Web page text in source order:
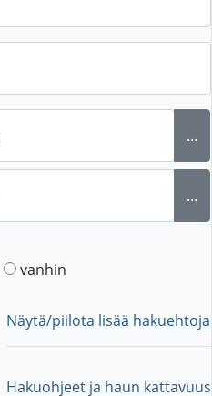
...
...
vanhin
Näytä/piilota lisää hakuehtoja
Hakuohjeet ja haun kattavuus